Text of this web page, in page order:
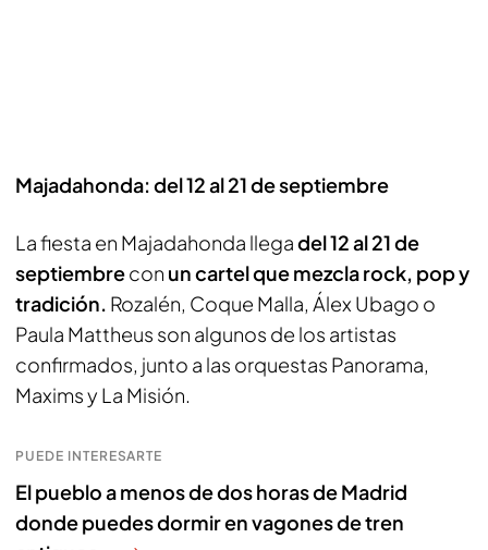
Majadahonda: del 12 al 21 de septiembre
La fiesta en Majadahonda llegadel 12 al 21 de
septiembrecon un cartel que mezcla rock, pop y
tradición. Rozalén, Coque Malla, Álex Ubago o
Paula Mattheus son algunos de los artistas
confirmados, junto a las orquestas Panorama,
Maxims y La Misión.
PUEDE INTERESARTE
El pueblo a menos de dos horas de Madrid
donde puedes dormir en vagones de tren